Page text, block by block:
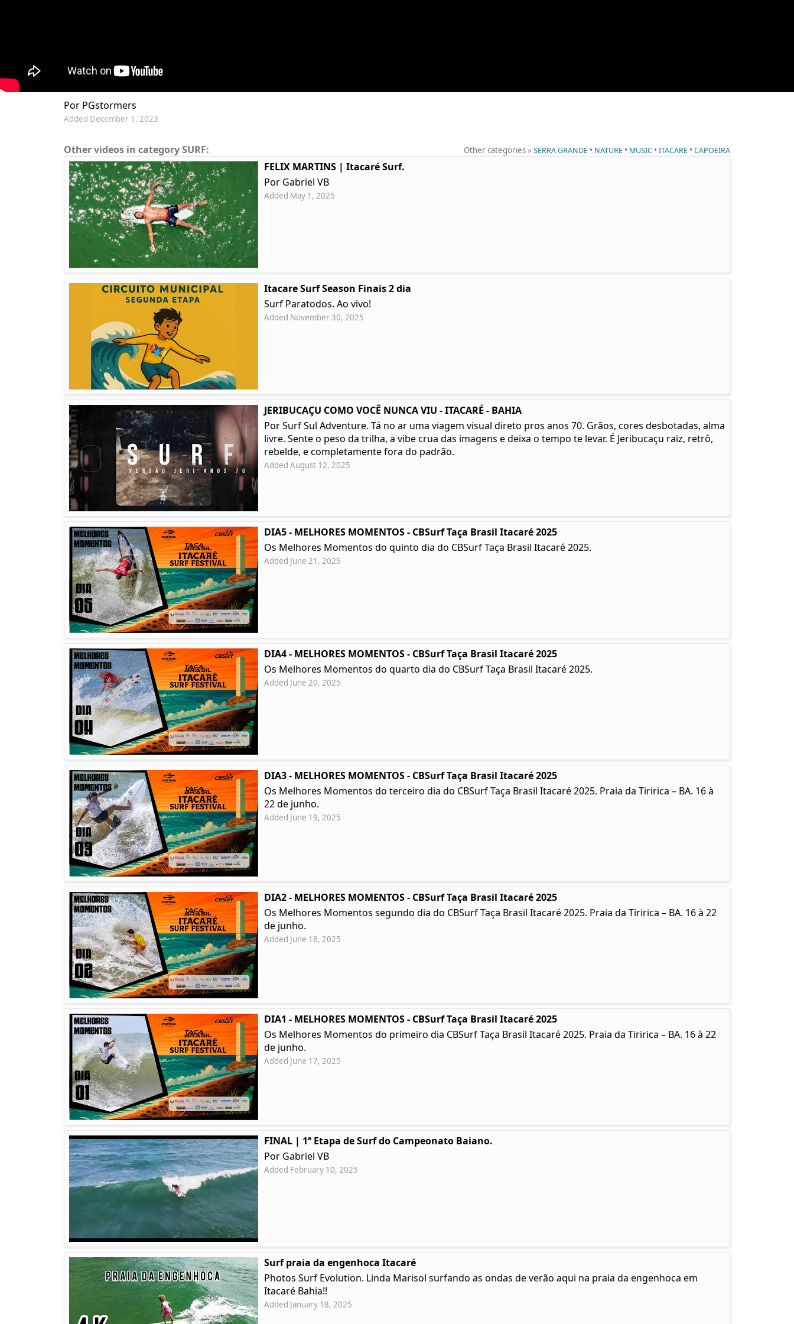
Por PGstormers
Added December 1, 2023
Other categories »SERRA GRANDE • NATURE • MUSIC •ITACARE •CAPOEIRA
Other videos in category SURF:
FELIX MARTINS | Itacaré Surf.
Por Gabriel VB
Added May 1, 2025
Itacare Surf Season Finais 2 dia
Surf Paratodos. Ao vivo!
Added November 30, 2025
JERIBUCAÇU COMO VOCÊ NUNCA VIU - ITACARÉ - BAHIA
Por Surf Sul Adventure. Tá no ar uma viagem visual direto pros anos 70. Grãos, cores desbotadas, alma
livre. Sente o peso da trilha, a vibe crua das imagens e deixa o tempo te levar. É Jeribucaçu raiz, retrô,
rebelde, e completamente fora do padrão.
Added August 12, 2025
DIA5 - MELHORES MOMENTOS - CBSurf Taça Brasil Itacaré 2025
Os Melhores Momentos do quinto dia do CBSurf Taça Brasil Itacaré 2025.
Added June 21, 2025
DIA4 - MELHORES MOMENTOS - CBSurf Taça Brasil Itacaré 2025
Os Melhores Momentos do quarto dia do CBSurf Taça Brasil Itacaré 2025.
Added June 20, 2025
DIA3 - MELHORES MOMENTOS - CBSurf Taça Brasil Itacaré 2025
Os Melhores Momentos do terceiro dia do CBSurf Taça Brasil Itacaré 2025. Praia da Tiririca – BA. 16 à
22 de junho.
Added June 19, 2025
DIA2 - MELHORES MOMENTOS - CBSurf Taça Brasil Itacaré 2025
Os Melhores Momentos segundo dia do CBSurf Taça Brasil Itacaré 2025. Praia da Tiririca – BA. 16 à 22
de junho.
Added June 18, 2025
DIA1 - MELHORES MOMENTOS - CBSurf Taça Brasil Itacaré 2025
Os Melhores Momentos do primeiro dia CBSurf Taça Brasil Itacaré 2025. Praia da Tiririca – BA. 16 à 22
de junho.
Added June 17, 2025
FINAL | 1ª Etapa de Surf do Campeonato Baiano.
Por Gabriel VB
Added February 10, 2025
Surf praia da engenhoca Itacaré
Photos Surf Evolution. Linda Marisol surfando as ondas de verão aqui na praia da engenhoca em
Itacaré Bahia!!
Added January 18, 2025